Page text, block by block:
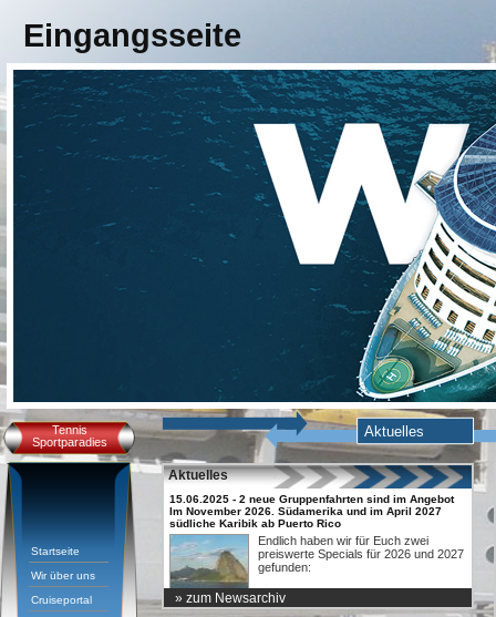
Eingangsseite
Tennis
Sportparadies
Startseite
Wir über uns
Cruiseportal
Aktuelles
Aktuelles
15.06.2025 - 2 neue Gruppenfahrten sind im Angebot
Im November 2026. Südamerika und im April 2027
südliche Karibik ab Puerto Rico
Endlich haben wir für Euch zwei
preiswerte Specials für 2026 und 2027
gefunden:
» zum Newsarchiv